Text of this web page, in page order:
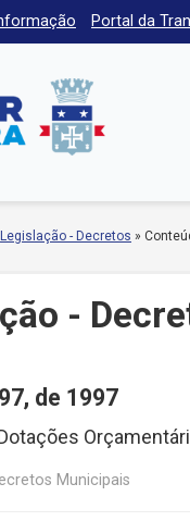
Portal da
Legislação - Decretos »
-
de 1997
Municipais